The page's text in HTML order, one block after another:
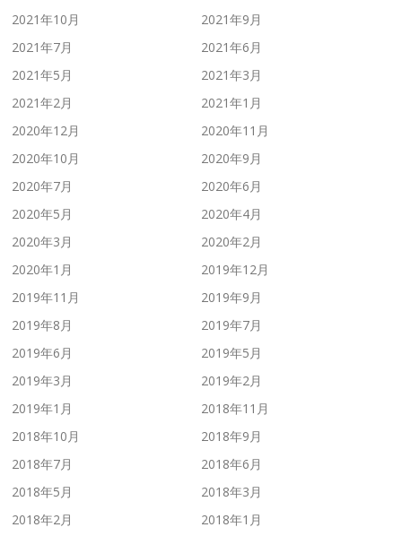
2021年10月
2021年9月
2021年7月
2021年6月
2021年5月
2021年3月
2021年2月
2021年1月
2020年12月
2020年11月
2020年10月
2020年9月
2020年7月
2020年6月
2020年5月
2020年4月
2020年3月
2020年2月
2020年1月
2019年12月
2019年11月
2019年9月
2019年8月
2019年7月
2019年6月
2019年5月
2019年3月
2019年2月
2019年1月
2018年11月
2018年10月
2018年9月
2018年7月
2018年6月
2018年5月
2018年3月
2018年2月
2018年1月